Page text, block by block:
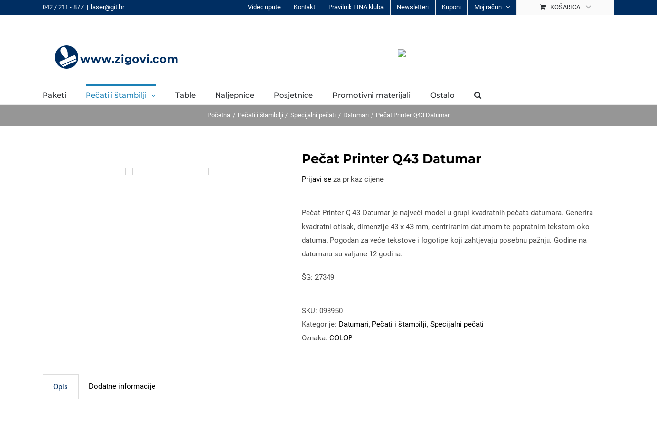
042 / 211 - 877 | laser@git.hr Video upute Kontakt Pravilnik FINA kluba Newsletteri Kuponi Moj račun KOŠARICA
Paketi Pečati i štambilji Table Naljepnice Posjetnice Promotivni materijali Ostalo
Početna Pečati i štambilji Specijalni pečati Datumari Pečat Printer Q43 Datumar
Pečat Printer Q43 Datumar
Prijavi se za prikaz cijene
Pečat Printer Q 43 Datumar je najveći model u grupi kvadratnih pečata datumara. Generira
kvadratni otisak, dimenzije 43 x 43 mm, centriranim datumom te popratnim tekstom oko
datuma. Pogodan za veće tekstove i logotipe koji zahtjevaju posebnu pažnju. Godine na
datumaru su valjane 12 godina.
ŠG: 27349
SKU: 093950
Kategorije: Datumari, Pečati i štambilji, Specijalni pečati
Oznaka: COLOP
Opis Dodatne informacije